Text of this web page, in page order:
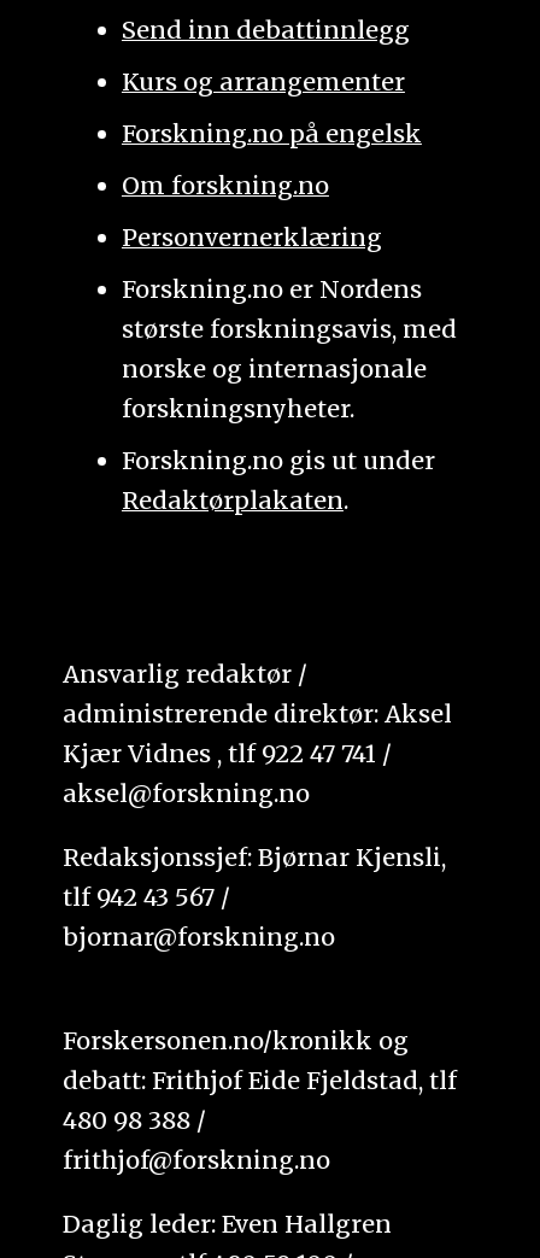
Send inn debattinnlegg
Kurs og arrangementer
Forskning.no på engelsk
Om forskning.no
Personvernerklæring
Forskning.no er Nordens
største forskningsavis, med
norske og internasjonale
forskningsnyheter.
Forskning.no gis ut under
Redaktørplakaten.
Ansvarlig redaktør /
administrerende direktør: Aksel
Kjær Vidnes , tlf 922 47 741 /
aksel@forskning.no
Redaksjonssjef: Bjørnar Kjensli,
tlf 942 43 567 /
bjornar@forskning.no
Forskersonen.no/kronikk og
debatt: Frithjof Eide Fjeldstad, tlf
480 98 388 /
frithjof@forskning.no
Daglig leder: Even Hallgren